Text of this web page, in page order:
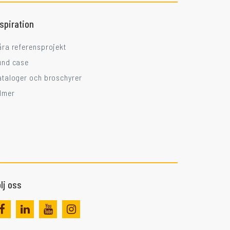
referensprojekt
case
och broschyrer
oss